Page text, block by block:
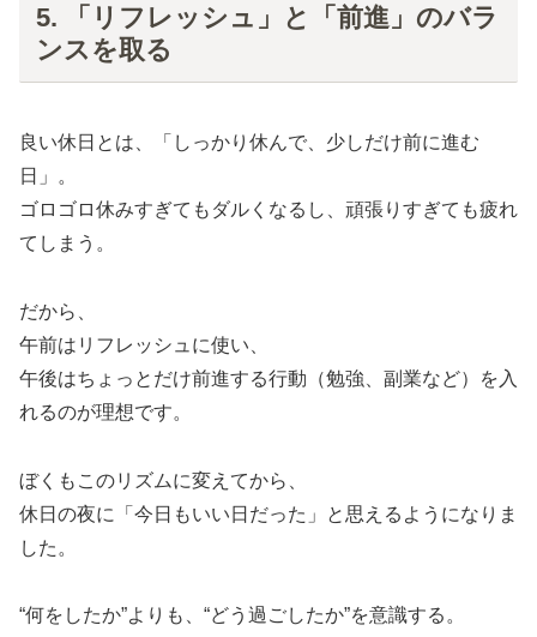
5. 「リフレッシュ」と「前進」のバラ
ンスを取る
良い休日とは、「しっかり休んで、少しだけ前に進む
日」。
ゴロゴロ休みすぎてもダルくなるし、頑張りすぎても疲れ
てしまう。
だから、
午前はリフレッシュに使い、
午後はちょっとだけ前進する行動（勉強、副業など）を入
れるのが理想です。
ぼくもこのリズムに変えてから、
休日の夜に「今日もいい日だった」と思えるようになりま
した。
“何をしたか”よりも、“どう過ごしたか”を意識する。